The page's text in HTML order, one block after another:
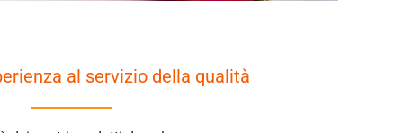
al servizio della qualità